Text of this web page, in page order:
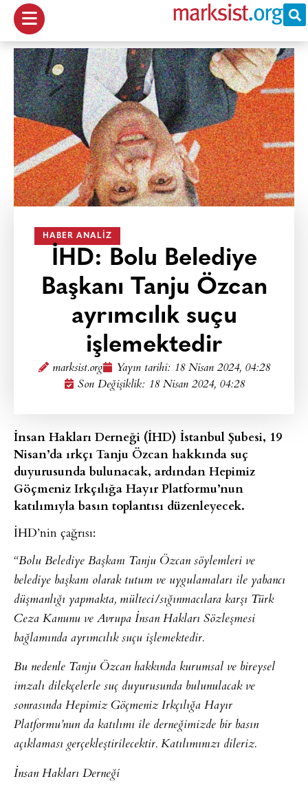
HABER ANALIZ
İHD: Bolu Belediye
Başkanı Tanju Özcan
ayrımcılık suçu
işlemektedir
marksist.org Yayın tarihi: 18 Nisan 2024, 04:28
Son Değişiklik: 18 Nisan 2024, 04:28
İnsan Hakları Derneği (İHD) İstanbul Şubesi, 19
Nisan’da ırkçı Tanju Özcan hakkında suç
duyurusunda bulunacak, ardından Hepimiz
Göçmeniz Irkçılığa Hayır Platformu’nun
katılımıyla basın toplantısı düzenleyecek.
İHD’nin çağrısı:
“Bolu Belediye Başkanı Tanju Özcan söylemleri ve
belediye başkanı olarak tutum ve uygulamaları ile yabancı
düşmanlığı yapmakta, mülteci/sığınmacılara karşı Türk
Ceza Kanunu ve Avrupa İnsan Hakları Sözleşmesi
bağlamında ayrımcılık suçu işlemektedir.
Bu nedenle Tanju Özcan hakkında kurumsal ve bireysel
imzalı dilekçelerle suç duyurusunda bulunulacak ve
sonrasında Hepimiz Göçmeniz Irkçılığa Hayır
Platformu’nun da katılımı ile derneğimizde bir basın
açıklaması gerçekleştirilecektir. Katılımınızı dileriz.
İnsan Hakları Derneği